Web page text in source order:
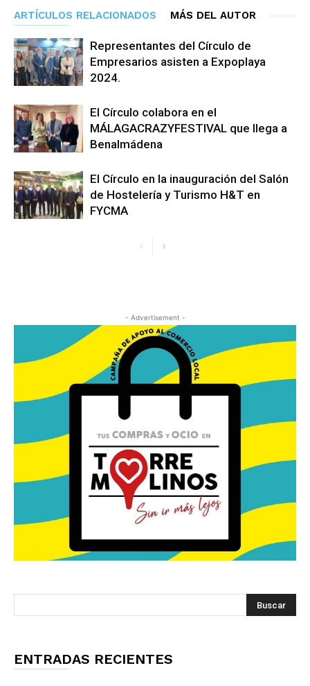
ARTÍCULOS RELACIONADOS MÁS DEL AUTOR
Representantes del Círculo de
Empresarios asisten a Expoplaya
2024.
El Círculo colabora en el
MÁLAGACRAZYFESTIVAL que llega a
Benalmádena
El Círculo en la inauguración del Salón
de Hostelería y Turismo H&T en
FYCMA
- Advertisement -
ENTRADAS RECIENTES